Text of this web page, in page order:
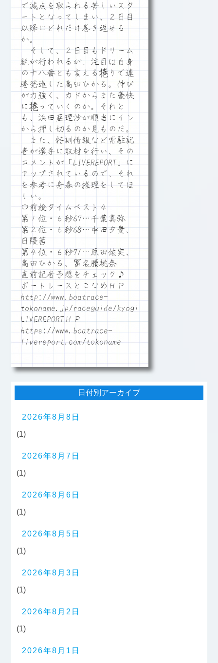
で減点を取られる苦しいスタ
ートとなってしまい、２日目
以降にどれだけ巻き返せる
か。
そして、２日目もドリーム
組が行われるが、注目は自身
の十八番とも言える捲りで連
勝発進した高田ひかる。伸び
が力強く、カドからまた豪快
に捲っていくのか。それと
も、浜田亜理沙が順当にイン
から押し切るのか見ものだ。
また、特訓情報など常駐記
者が選手に取材を行い、その
コメントが「LIVEREPORT」に
アップされているので、それ
を参考に舟券の推理をしてほ
しい。
〇前検タイムベスト４
第１位・６秒67…千葉真弥
第２位・６秒68…中田夕貴、
日隈茜
第４位・６秒71…原田佑実、
高田ひかる、冨名腰桃奈
直前記者予想をチェック♪
ボートレースとこなめＨＰ
http://www.boatrace-
tokoname.jp/raceguide/kyogi06
LIVEREPORTＨＰ
https://www.boatrace-
livereport.com/tokoname
日付別アーカイブ
2026年8月8日
(1)
2026年8月7日
(1)
2026年8月6日
(1)
2026年8月5日
(1)
2026年8月3日
(1)
2026年8月2日
(1)
2026年8月1日